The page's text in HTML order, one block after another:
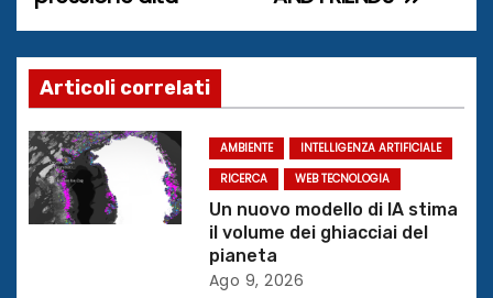
i
g
a
z
i
Articoli correlati
AMBIENTE
INTELLIGENZA ARTIFICIALE
RICERCA
WEB TECNOLOGIA
Un nuovo modello di IA stima
il volume dei ghiacciai del
pianeta
Ago 9, 2026